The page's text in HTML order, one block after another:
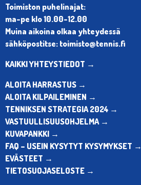
Toimiston puhelinajat:
ma-pe klo 10.00-12.00
Muina aikoina olkaa yhteydessä
sähköpostitse: toimisto@tennis.fi
KAIKKI YHTEYSTIEDOT →
ALOITA HARRASTUS →
ALOITA KILPAILEMINEN →
TENNIKSEN STRATEGIA 2024 →
VASTUULLISUUSOHJELMA →
KUVAPANKKI →
FAQ – USEIN KYSYTYT KYSYMYKSET →
EVÄSTEET →
TIETOSUOJASELOSTE →